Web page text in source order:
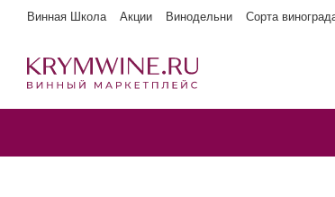
Винная Школа Акции Винодельни Сорта